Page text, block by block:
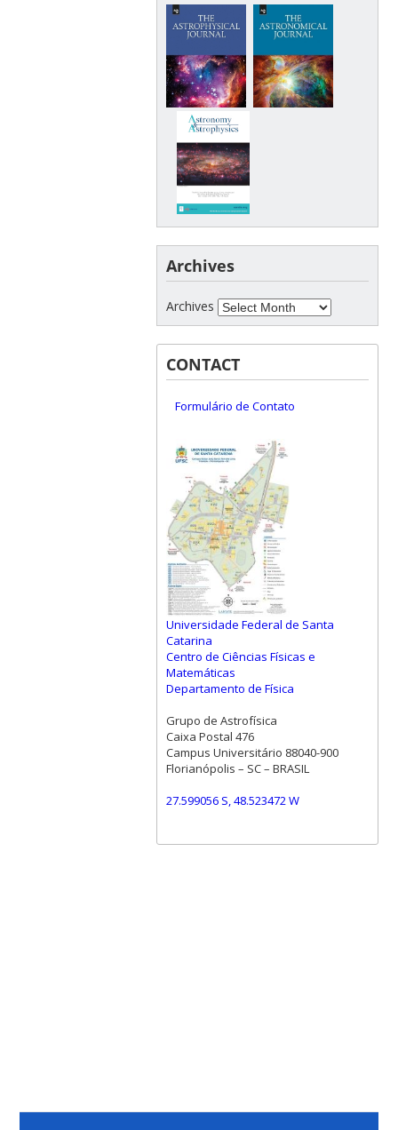
Archives
Archives
CONTACT
Formulário de Contato
Universidade Federal de Santa
Catarina
Centro de Ciências Físicas e
Matemáticas
Departamento de Física
Grupo de Astrofísica
Caixa Postal 476
Campus Universitário 88040-900
Florianópolis – SC – BRASIL
27.599056 S, 48.523472 W